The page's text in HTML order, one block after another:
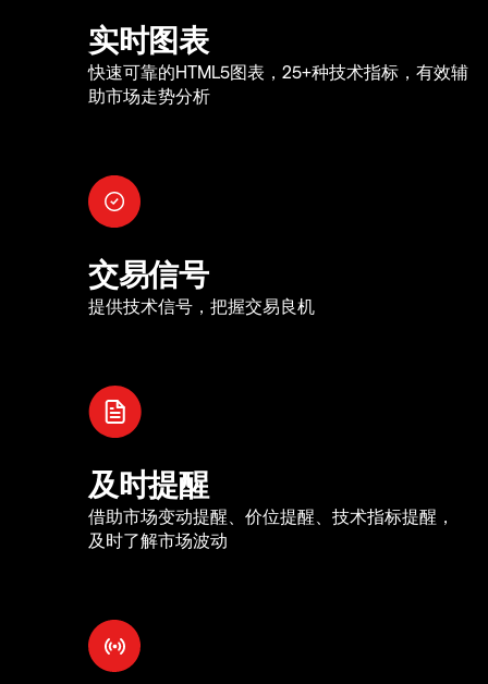
实时图表
快速可靠的HTML5图表，25+种技术指标，有效辅
助市场走势分析
交易信号
提供技术信号，把握交易良机
及时提醒
借助市场变动提醒、价位提醒、技术指标提醒，
及时了解市场波动